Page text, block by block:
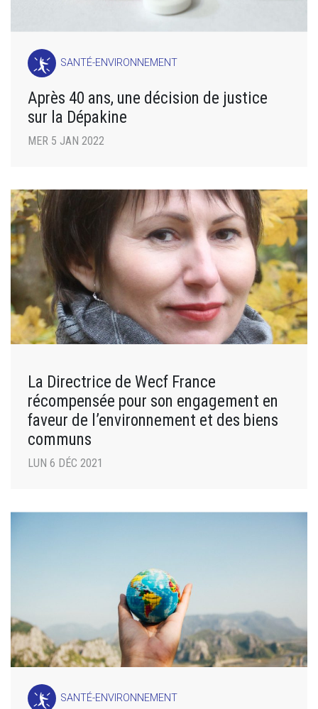
SANTÉ-ENVIRONNEMENT
Après 40 ans, une décision de justice
sur la Dépakine
MER 5 JAN 2022
La Directrice de Wecf France
récompensée pour son engagement en
faveur de l’environnement et des biens
communs
LUN 6 DÉC 2021
SANTÉ-ENVIRONNEMENT